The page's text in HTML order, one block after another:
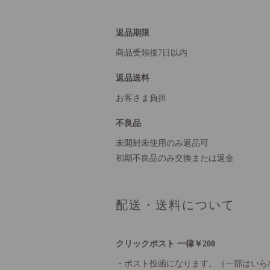
返品期限
商品受領後7日以内
返品送料
お客さま負担
不良品
未開封未使用のみ返品可
初期不良品のみ交換または返金
配送・送料について
クリックポスト 一律￥200
・ポスト投函になります。（一部はいら